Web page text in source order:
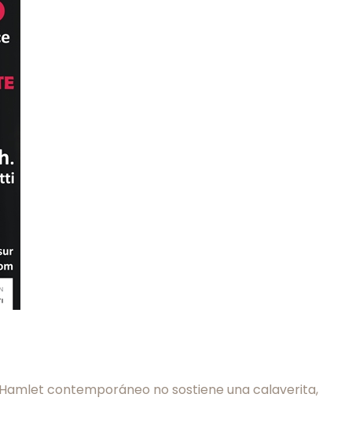
contemporáneo no sostiene una calaverita,